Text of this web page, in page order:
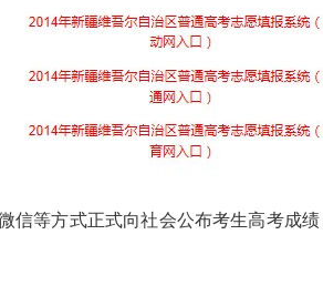
信等方式正式向社会公布考生高考成